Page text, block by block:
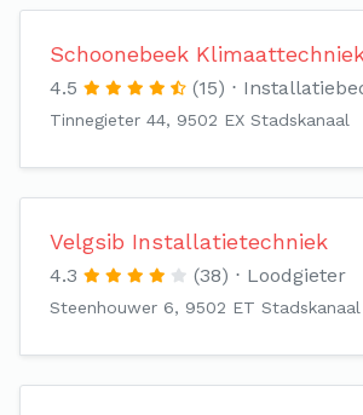
Schoonebeek
4.5 (15)
Tinnegieter 44, 9502 EX Stadskanaal
Velgsib Installatietechniek
4.3 (38) Loodgieter
Steenhouwer 6, 9502 ET Stadskanaal